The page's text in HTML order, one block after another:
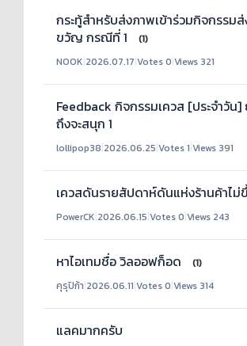
กระทู้สำหรับส่งภาพเข้าร่วมกิจกรรม
ขวัญ กรณีที่ 1
(1)
NOOK|2026.07.17|Votes 0|Views 321
Feedback กิจกรรมเควส [ประจำวัน
ถึงจะสนุก 1
lollipop38|2026.06.25|Votes 1|Views 391
เควสดันรายสัปดาห์ดันแห่งร้านค้าไม่
PowerCK|2026.06.15|Votes 0|Views 243
หาไอเทมชื่อ วิลออฟก็อด
(1)
คุรุปิก้า|2026.06.11|Votes 0|Views 314
แลคมากครับ